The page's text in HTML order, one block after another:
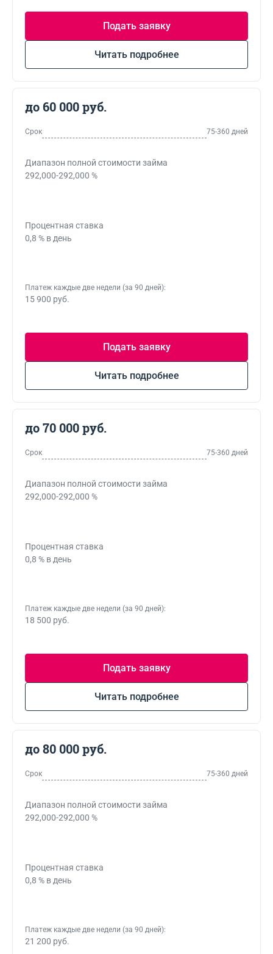
Подать заявку
Читать подробнее
до 60 000 руб.
Срок 75-360 дней
Диапазон полной стоимости займа
292,000-292,000 %
Процентная ставка
0,8 % в день
Платеж каждые две недели (за 90 дней):
15 900 руб.
Подать заявку
Читать подробнее
до 70 000 руб.
Срок 75-360 дней
Диапазон полной стоимости займа
292,000-292,000 %
Процентная ставка
0,8 % в день
Платеж каждые две недели (за 90 дней):
18 500 руб.
Подать заявку
Читать подробнее
до 80 000 руб.
Срок 75-360 дней
Диапазон полной стоимости займа
292,000-292,000 %
Процентная ставка
0,8 % в день
Платеж каждые две недели (за 90 дней):
21 200 руб.